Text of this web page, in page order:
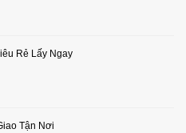
Rẻ Lấy Ngay
Tận Nơi